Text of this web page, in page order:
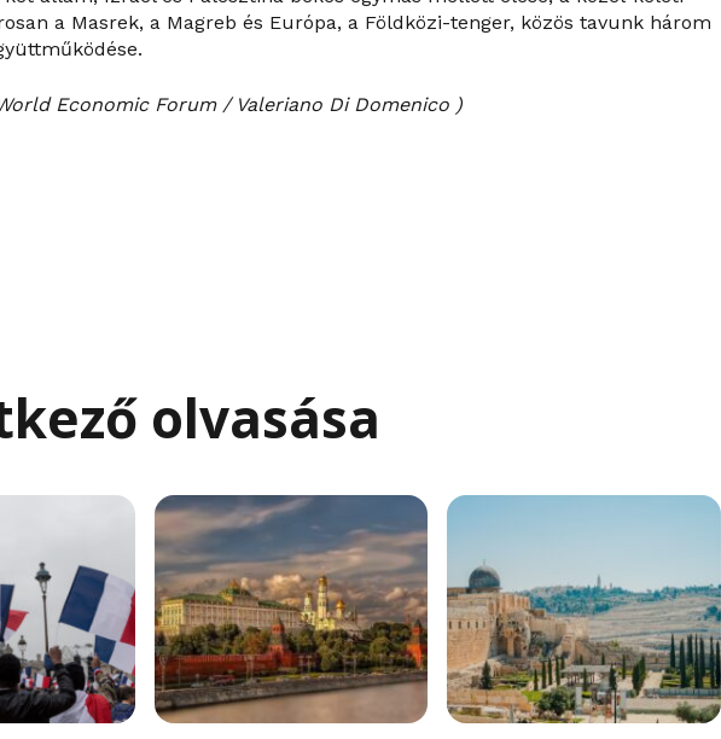
a Masrek, a Magreb és Európa, a Földközi-tenger, közös tavunk három
Economic Forum / Valeriano Di Domenico )
olvasása